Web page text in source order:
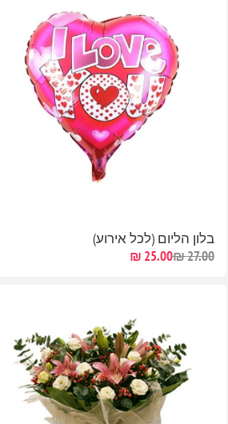
בלון הליום (לכל אירוע)
27.00 ₪
25.00 ₪